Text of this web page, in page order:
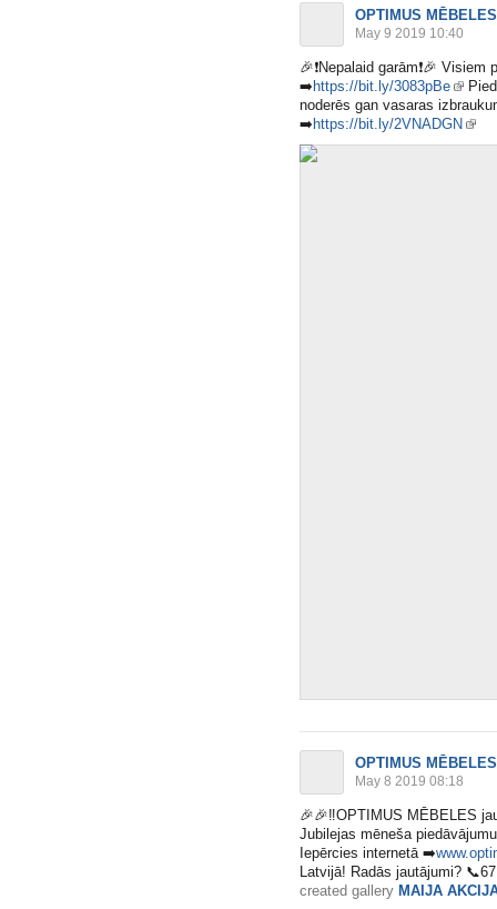
OPTIMUS MĒBELES
May 9 2019 10:40
🎉❗️Nepalaid garām❗️🎉 Visiem
➡️https://bit.ly/3083pBe
noderēs gan vasaras
➡️https://bit.ly/2VNADGN
OPTIMUS MĒBELES
May 8 2019 08:18
🎉🎉‼️OPTIMUS MĒBELES
Jubilejas mēneša
Iepērcies internetā ➡️
Latvijā! Radās jautājumi? 📞
created gallery MAIJA